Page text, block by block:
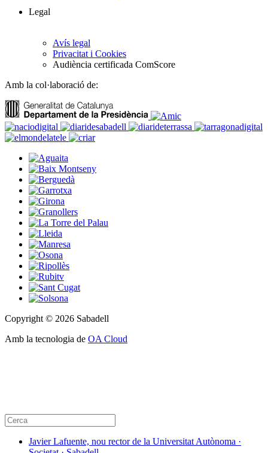
Legal
Avís legal
Privacitat i Cookies
Audiència certificada ComScore
Amb la col·laboració de:
Copyright © 2026 Sabadell
Amb la tecnologia de OA Cloud
Javier Lafuente, nou rector de la Universitat Autònoma ·